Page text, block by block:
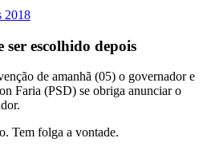
2018
ser escolhido depois
de amanhã (05) o governador e
Faria (PSD) se obriga anunciar o
Tem folga a vontade.